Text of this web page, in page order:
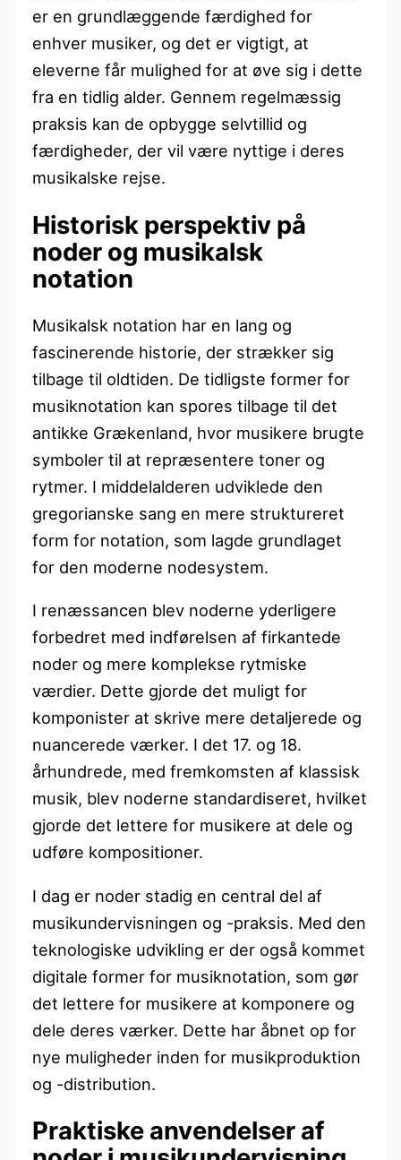
er en grundlæggende færdighed for
enhver musiker, og det er vigtigt, at
eleverne får mulighed for at øve sig i dette
fra en tidlig alder. Gennem regelmæssig
praksis kan de opbygge selvtillid og
færdigheder, der vil være nyttige i deres
musikalske rejse.
Historisk perspektiv på
noder og musikalsk
notation
Musikalsk notation har en lang og
fascinerende historie, der strækker sig
tilbage til oldtiden. De tidligste former for
musiknotation kan spores tilbage til det
antikke Grækenland, hvor musikere brugte
symboler til at repræsentere toner og
rytmer. I middelalderen udviklede den
gregorianske sang en mere struktureret
form for notation, som lagde grundlaget
for den moderne nodesystem.
I renæssancen blev noderne yderligere
forbedret med indførelsen af firkantede
noder og mere komplekse rytmiske
værdier. Dette gjorde det muligt for
komponister at skrive mere detaljerede og
nuancerede værker. I det 17. og 18.
århundrede, med fremkomsten af klassisk
musik, blev noderne standardiseret, hvilket
gjorde det lettere for musikere at dele og
udføre kompositioner.
I dag er noder stadig en central del af
musikundervisningen og -praksis. Med den
teknologiske udvikling er der også kommet
digitale former for musiknotation, som gør
det lettere for musikere at komponere og
dele deres værker. Dette har åbnet op for
nye muligheder inden for musikproduktion
og -distribution.
Praktiske anvendelser af